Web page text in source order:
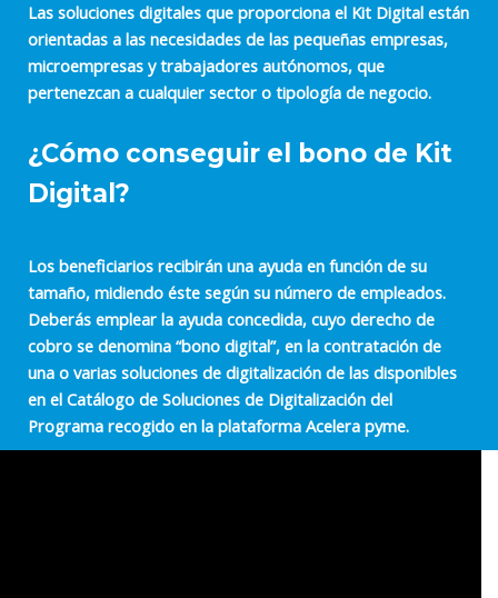
Las soluciones digitales que proporciona el Kit Digital están
orientadas a las necesidades de las pequeñas empresas,
microempresas y trabajadores autónomos, que
pertenezcan a cualquier sector o tipología de negocio.
¿Cómo conseguir el bono de Kit
Digital?
Los beneficiarios recibirán una ayuda en función de su
tamaño, midiendo éste según su número de empleados.
Deberás emplear la ayuda concedida, cuyo derecho de
cobro se denomina “bono digital”, en la contratación de
una o varias soluciones de digitalización de las disponibles
en el Catálogo de Soluciones de Digitalización del
Programa recogido en la plataforma Acelera pyme.